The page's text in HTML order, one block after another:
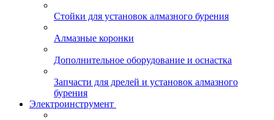
Стойки для установок алмазного бурения
Алмазные коронки
Дополнительное оборудование и оснастка
Запчасти для дрелей и установок алмазного
бурения
Электроинструмент